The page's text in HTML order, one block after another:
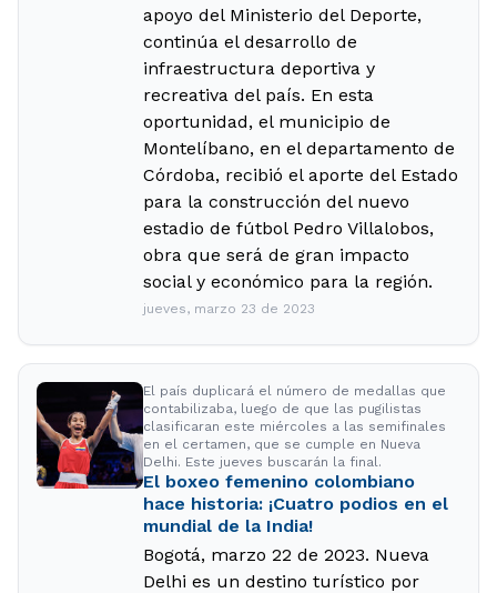
apoyo del Ministerio del Deporte,
continúa el desarrollo de
infraestructura deportiva y
recreativa del país. En esta
oportunidad, el municipio de
Montelíbano, en el departamento de
Córdoba, recibió el aporte del Estado
para la construcción del nuevo
estadio de fútbol Pedro Villalobos,
obra que será de gran impacto
social y económico para la región.
jueves, marzo 23 de 2023
El país duplicará el número de medallas que
contabilizaba, luego de que las pugilistas
clasificaran este miércoles a las semifinales
en el certamen, que se cumple en Nueva
Delhi. Este jueves buscarán la final.
El boxeo femenino colombiano
hace historia: ¡Cuatro podios en el
mundial de la India!
Bogotá, marzo 22 de 2023. Nueva
Delhi es un destino turístico por